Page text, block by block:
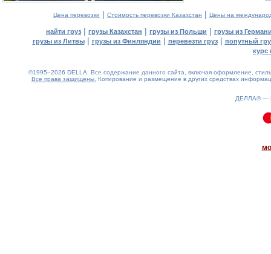
Цена перевозки | Стоимость перевозки Казахстан | Цены на
найти груз | грузы Казахстан | грузы из Польши | грузы из
грузы из Литвы| грузы из Финляндии | перевезти груз| попутный
курс
©1995–2026 DELLA. Все содержание данного сайта, включая оформление,
Все права защищены. Копирование и размещение в других средствах
ДЕЛЛА® —